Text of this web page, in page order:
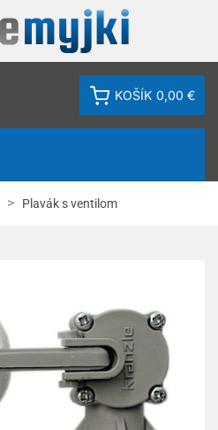
KOŠÍK 0,00 €
Plavák s ventilom